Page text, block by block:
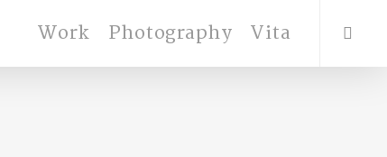
Work Photography Vita